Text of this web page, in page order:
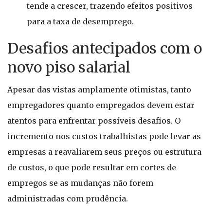
tende a crescer, trazendo efeitos positivos
para a taxa de desemprego.
Desafios antecipados com o
novo piso salarial
Apesar das vistas amplamente otimistas, tanto
empregadores quanto empregados devem estar
atentos para enfrentar possíveis desafios. O
incremento nos custos trabalhistas pode levar as
empresas a reavaliarem seus preços ou estrutura
de custos, o que pode resultar em cortes de
empregos se as mudanças não forem
administradas com prudência.